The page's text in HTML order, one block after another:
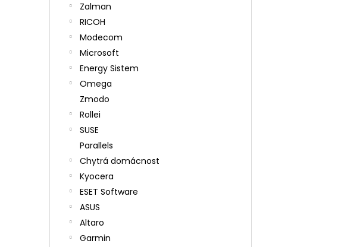
Zalman
RICOH
Modecom
Microsoft
Energy Sistem
Omega
Zmodo
Rollei
SUSE
Parallels
Chytrá domácnost
Kyocera
ESET Software
ASUS
Altaro
Garmin